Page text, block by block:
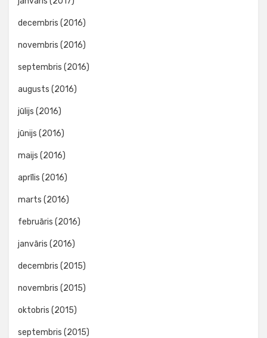
decembris (2016)
novembris (2016)
septembris (2016)
augusts (2016)
jūlijs (2016)
jūnijs (2016)
maijs (2016)
aprīlis (2016)
marts (2016)
februāris (2016)
janvāris (2016)
decembris (2015)
novembris (2015)
oktobris (2015)
septembris (2015)